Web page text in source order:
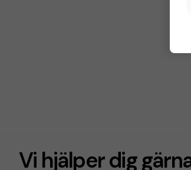
Vi hjälper dig